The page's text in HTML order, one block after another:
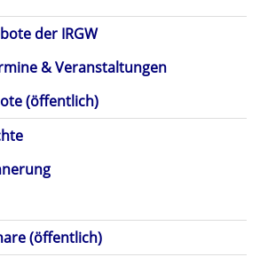
der IRGW
& Veranstaltungen
(öffentlich)
(öffentlich)